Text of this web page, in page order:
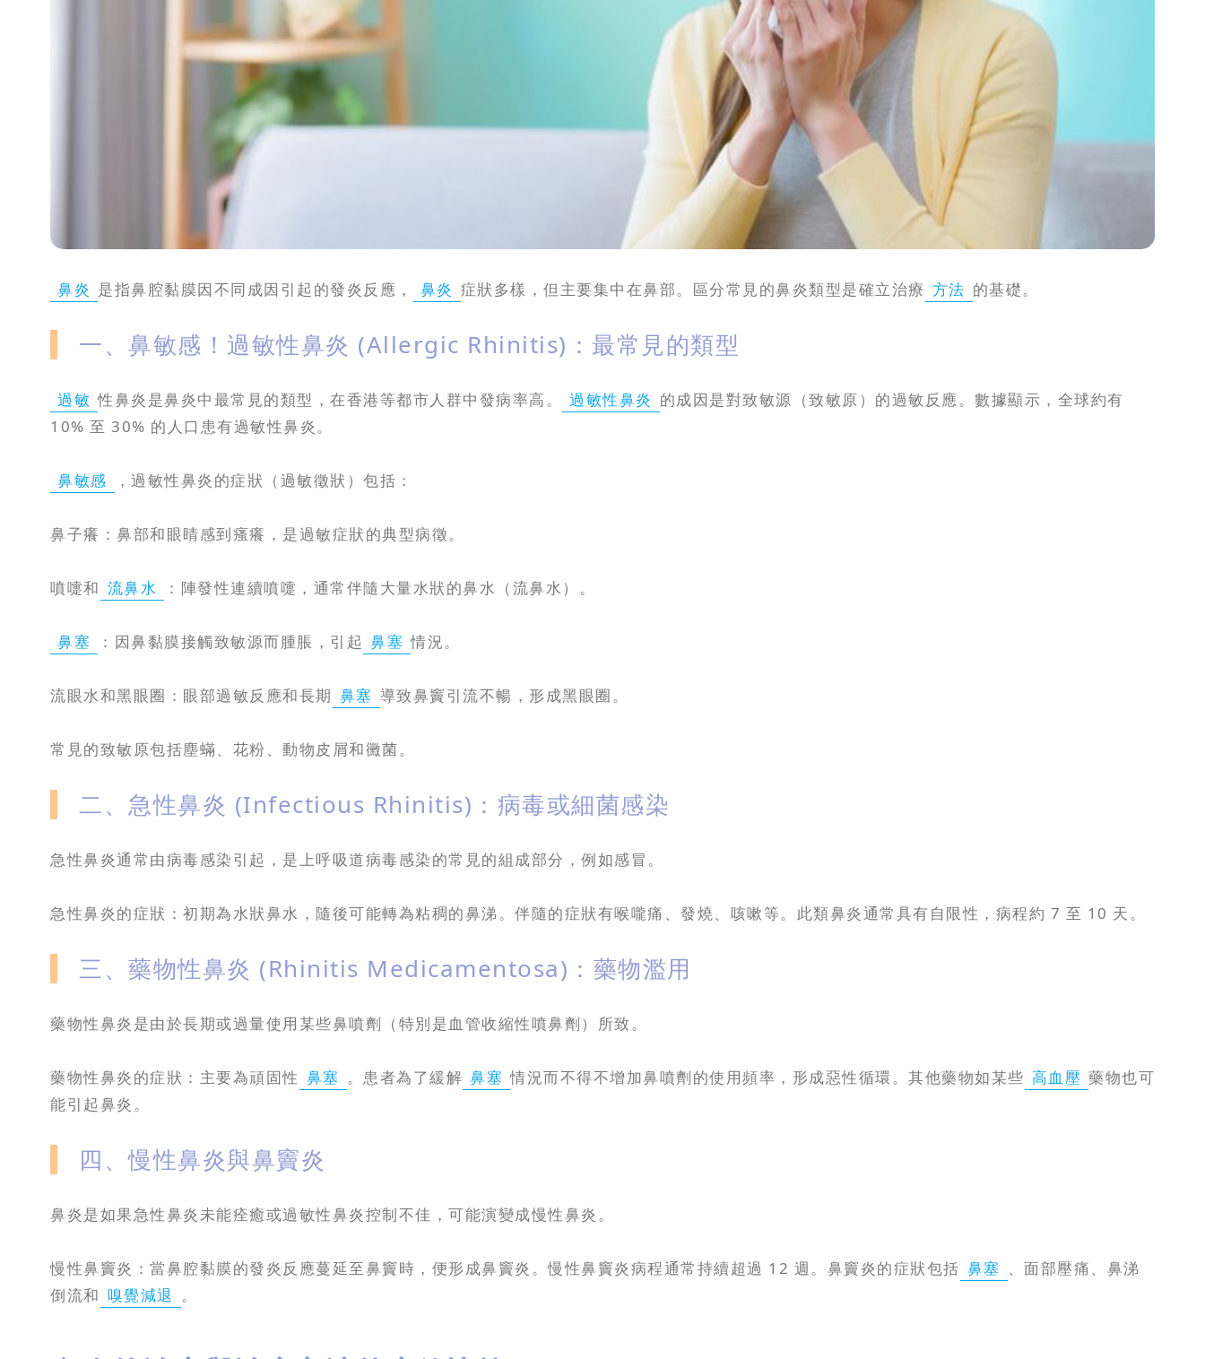
消
虎
鼻炎 是指鼻腔黏膜因不同成因引起的發炎反應， 鼻炎 症狀多樣，但主要集中在鼻部。區分常見的鼻炎類型是確立治療 方法 的基礎。
一、鼻敏感！過敏性鼻炎 (Allergic Rhinitis)：最常見的類型
過敏 性鼻炎是鼻炎中最常見的類型，在香港等都市人群中發病率高。 過敏性鼻炎 的成因是對致敏源（致敏原）的過敏反應。數據顯示，全球約有
10% 至 30% 的人口患有過敏性鼻炎。
鼻敏感 ，過敏性鼻炎的症狀（過敏徵狀）包括：
鼻子癢：鼻部和眼睛感到瘙癢，是過敏症狀的典型病徵。
噴嚏和 流鼻水 ：陣發性連續噴嚏，通常伴隨大量水狀的鼻水（流鼻水）。
鼻塞 ：因鼻黏膜接觸致敏源而腫脹，引起 鼻塞 情況。
流眼水和黑眼圈：眼部過敏反應和長期 鼻塞 導致鼻竇引流不暢，形成黑眼圈。
常見的致敏原包括塵蟎、花粉、動物皮屑和黴菌。
二、急性鼻炎 (Infectious Rhinitis)：病毒或細菌感染
急性鼻炎通常由病毒感染引起，是上呼吸道病毒感染的常見的組成部分，例如感冒。
急性鼻炎的症狀：初期為水狀鼻水，隨後可能轉為粘稠的鼻涕。伴隨的症狀有喉嚨痛、發燒、咳嗽等。此類鼻炎通常具有自限性，病程約 7 至 10 天。
三、藥物性鼻炎 (Rhinitis Medicamentosa)：藥物濫用
藥物性鼻炎是由於長期或過量使用某些鼻噴劑（特別是血管收縮性噴鼻劑）所致。
藥物性鼻炎的症狀：主要為頑固性 鼻塞 。患者為了緩解 鼻塞 情況而不得不增加鼻噴劑的使用頻率，形成惡性循環。其他藥物如某些 高血壓 藥物也可
能引起鼻炎。
四、慢性鼻炎與鼻竇炎
鼻炎是如果急性鼻炎未能痊癒或過敏性鼻炎控制不佳，可能演變成慢性鼻炎。
慢性鼻竇炎：當鼻腔黏膜的發炎反應蔓延至鼻竇時，便形成鼻竇炎。慢性鼻竇炎病程通常持續超過 12 週。鼻竇炎的症狀包括 鼻塞 、面部壓痛、鼻涕
倒流和 嗅覺減退 。